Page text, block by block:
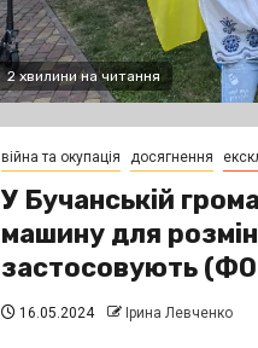
2 хвилини на читання
війна та окупація досягнення
У Бучанській
машину для
застосовують
16.05.2024 Ірина Левченко